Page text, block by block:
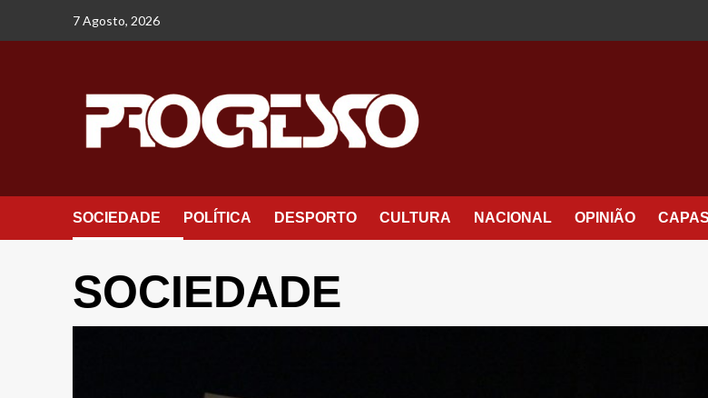
7 Agosto, 2026
SOCIEDADE POLÍTICA DESPORTO CULTURA NACIONAL OPINIÃO
SOCIEDADE